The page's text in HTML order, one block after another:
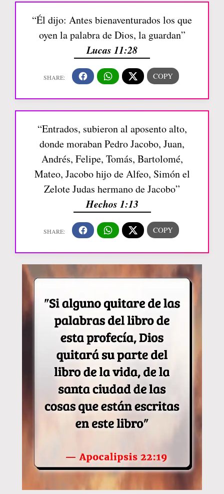
“Él dijo: Antes bienaventurados los que
oyen la palabra de Dios, la guardan”
Lucas 11:28
“Entrados, subieron al aposento alto,
donde moraban Pedro Jacobo, Juan,
Andrés, Felipe, Tomás, Bartolomé,
Mateo, Jacobo hijo de Alfeo, Simón el
Zelote Judas hermano de Jacobo”
Hechos 1:13